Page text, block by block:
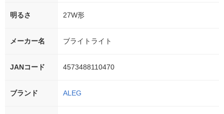
明るさ 27W形
メーカー名 ブライトライト
JANコード 4573488110470
ブランド ALEG